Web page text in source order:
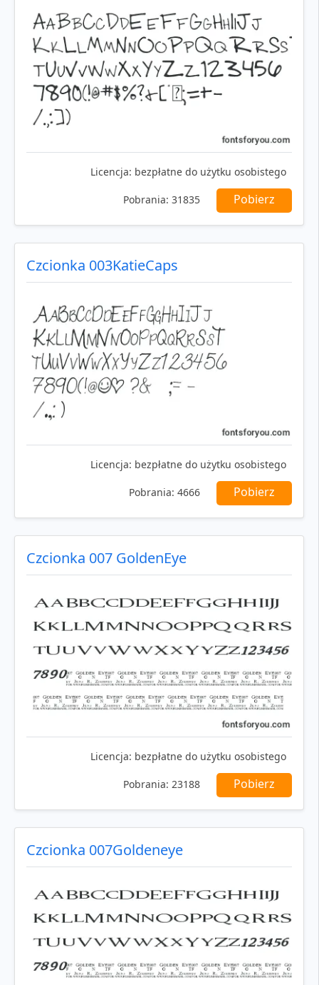
Licencja: bezpłatne do użytku osobistego
Pobrania: 31835 Pobierz
Czcionka 003KatieCaps
Licencja: bezpłatne do użytku osobistego
Pobrania: 4666 Pobierz
Czcionka 007 GoldenEye
Licencja: bezpłatne do użytku osobistego
Pobrania: 23188 Pobierz
Czcionka 007Goldeneye